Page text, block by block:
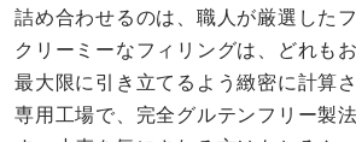
詰め合わせるのは、職人が厳選した
クリーミーなフィリングは、どれも
最大限に引き立てるよう緻密に計算さ
専用工場で、完全グルテンフリー製